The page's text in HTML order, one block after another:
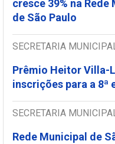
cresce 39% na
de São Paulo
SECRETARIA
Prêmio Heitor Villa-
inscrições para a 8ª
SECRETARIA
Rede Municipal de